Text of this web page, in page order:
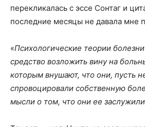
перекликалась с эссе Сонтаг и
последние месяцы не давала мне
«Психологические теории
средство возложить вину на
которым внушают, что они, пусть
спровоцировали собственную
мысли о том, что они ее